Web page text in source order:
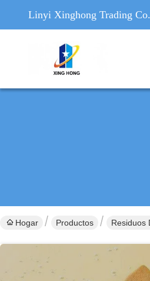
Linyi Xinghong Trading
Hogar Productos Residuos